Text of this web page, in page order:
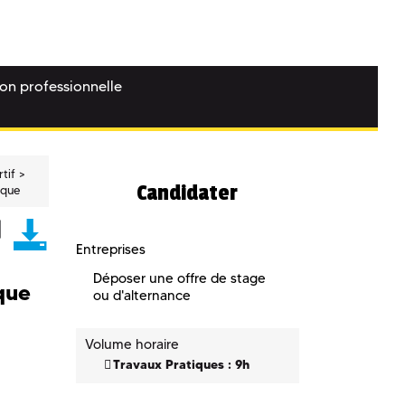
professionnelle
Candidater
Entreprises
Déposer une offre de stage
ou d'alternance
Volume horaire
Travaux Pratiques : 9h